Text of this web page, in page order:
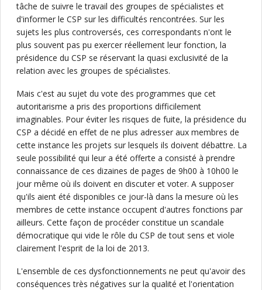
tâche de suivre le travail des groupes de spécialistes et
d'informer le CSP sur les difficultés rencontrées. Sur les
sujets les plus controversés, ces correspondants n'ont le
plus souvent pas pu exercer réellement leur fonction, la
présidence du CSP se réservant la quasi exclusivité de la
relation avec les groupes de spécialistes.
Mais c'est au sujet du vote des programmes que cet
autoritarisme a pris des proportions difficilement
imaginables. Pour éviter les risques de fuite, la présidence du
CSP a décidé en effet de ne plus adresser aux membres de
cette instance les projets sur lesquels ils doivent débattre. La
seule possibilité qui leur a été offerte a consisté à prendre
connaissance de ces dizaines de pages de 9h00 à 10h00 le
jour même où ils doivent en discuter et voter. A supposer
qu'ils aient été disponibles ce jour-là dans la mesure où les
membres de cette instance occupent d'autres fonctions par
ailleurs. Cette façon de procéder constitue un scandale
démocratique qui vide le rôle du CSP de tout sens et viole
clairement l'esprit de la loi de 2013.
L'ensemble de ces dysfonctionnements ne peut qu'avoir des
conséquences très négatives sur la qualité et l'orientation